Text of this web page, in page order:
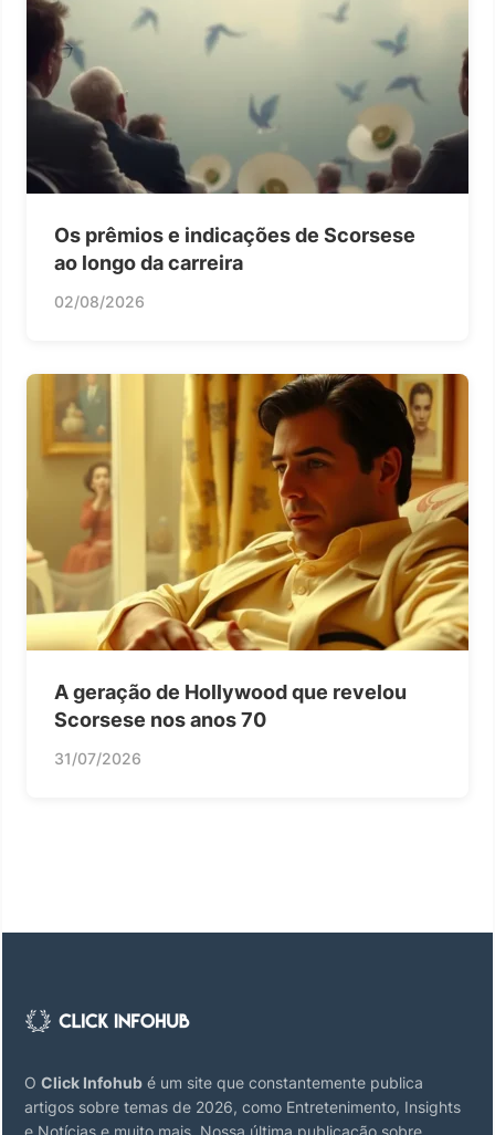
Os prêmios e indicações de Scorsese
ao longo da carreira
02/08/2026
A geração de Hollywood que revelou
Scorsese nos anos 70
31/07/2026
O Click Infohub é um site que constantemente publica
artigos sobre temas de 2026, como Entretenimento, Insights
e Notícias e muito mais. Nossa última publicação sobre